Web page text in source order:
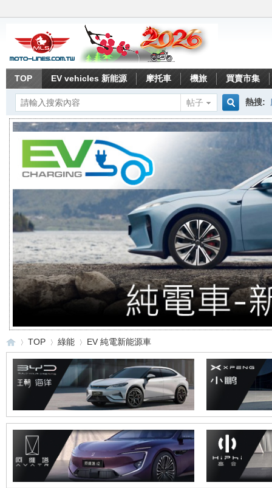
TOP EV vehicles 新能源 摩托車 機旅 買賣市集
帖子
搜
熱搜:
TOP 綠能
›
EV 純電新能源車